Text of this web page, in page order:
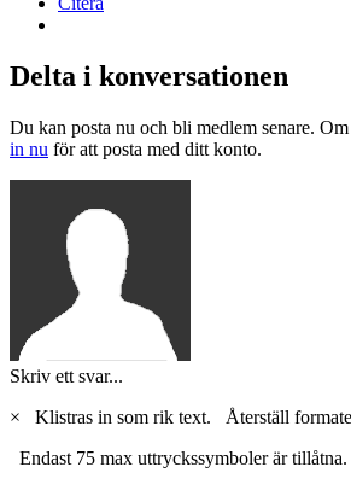
Delta i konversationen
Du kan posta nu och bli medlem senare.
in nu för att posta med ditt konto.
Skriv ett svar...
×
Klistras in som rik text. Återställ
Endast 75 max uttryckssymboler är tillåtna.